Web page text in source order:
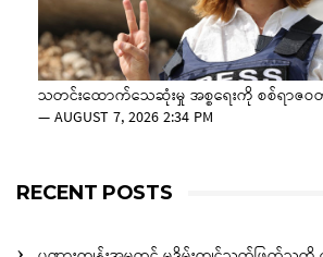
သတင်းထောက်သေဆုံးမှု အစ္စရေးကို စစ်ရာဇဝ
—AUGUST 7, 2026 2:34 PM
RECENT POSTS